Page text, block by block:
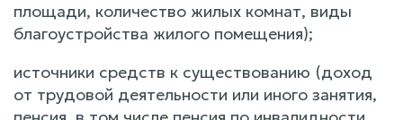
площади, количество жилых комнат, виды
благоустройства жилого помещения);
источники средств к существованию (доход
от трудовой деятельности или иного занятия,